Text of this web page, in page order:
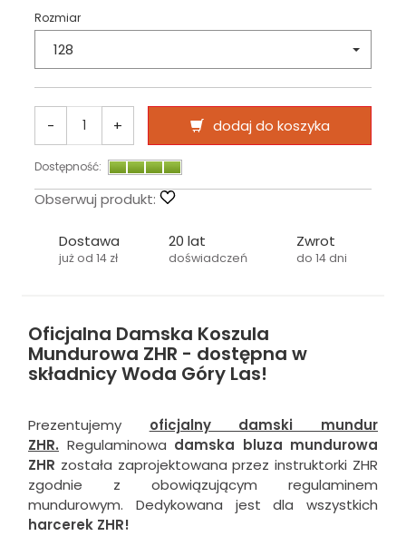
Rozmiar
128
- + dodaj do koszyka
Dostępność:
Obserwuj produkt:
Dostawa
już od 14 zł
20 lat
doświadczeń
Zwrot
do 14 dni
Oficjalna Damska Koszula
Mundurowa ZHR - dostępna w
składnicy Woda Góry Las!
Prezentujemy oficjalny damski mundur
ZHR. Regulaminowa damska bluza mundurowa
ZHR została zaprojektowana przez instruktorki ZHR
zgodnie z obowiązującym regulaminem
mundurowym. Dedykowana jest dla wszystkich
harcerek ZHR!